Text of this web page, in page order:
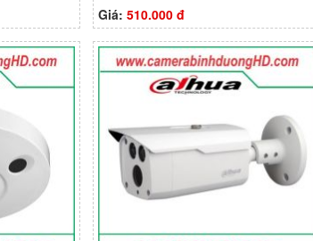
Giá: 510.000 đ